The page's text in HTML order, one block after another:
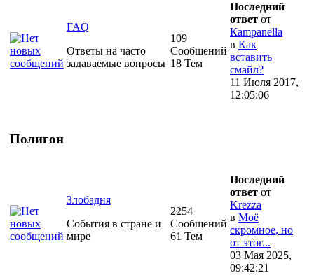
FAQ
Ответы на часто
задаваемые вопросы
109
Сообщений
18 Тем
Последний
ответ от
Кampanella
в Как
вставить
смайл?
11 Июля 2017,
12:05:06
Полигон
Злобадня
События в стране и
мире
2254
Сообщений
61 Тем
Последний
ответ от
Krezza
в Моё
скромное, но
от этог...
03 Мая 2025,
09:42:21